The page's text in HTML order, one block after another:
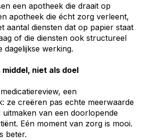
een apotheek die draait op
apotheek die écht zorg verleent,
aantal diensten dat op papier staat
of die diensten ook structureel
dagelijkse werking.
niet als doel
een
ze creëren pas echte meerwaarde
uitmaken van een doorlopende
Eén moment van zorg is mooi.
beter.